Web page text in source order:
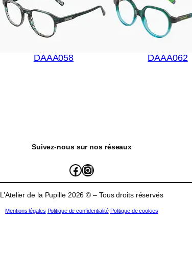
DAAA058 DAAA062
Suivez-nous sur nos réseaux
L'Atelier de la Pupille atelierdelapupille_
L’Atelier de la Pupille 2026 © – Tous droits réservés
Mentions légales Politique de confidentialité Politique de cookies